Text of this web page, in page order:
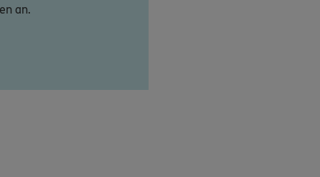
an.